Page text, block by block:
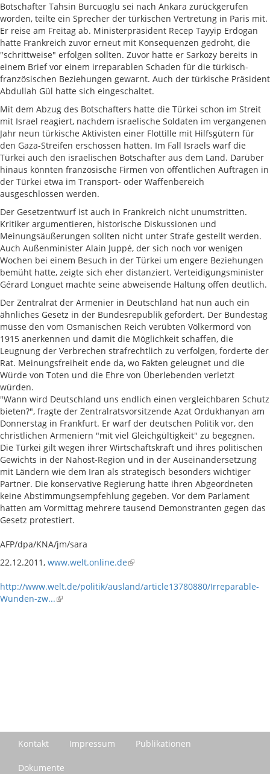
Botschafter Tahsin Burcuoglu sei nach Ankara zurückgerufen
worden, teilte ein Sprecher der türkischen Vertretung in Paris mit.
Er reise am Freitag ab. Ministerpräsident Recep Tayyip Erdogan
hatte Frankreich zuvor erneut mit Konsequenzen gedroht, die
"schrittweise" erfolgen sollten. Zuvor hatte er Sarkozy bereits in
einem Brief vor einem irreparablen Schaden für die türkisch-
französischen Beziehungen gewarnt. Auch der türkische Präsident
Abdullah Gül hatte sich eingeschaltet.
Mit dem Abzug des Botschafters hatte die Türkei schon im Streit
mit Israel reagiert, nachdem israelische Soldaten im vergangenen
Jahr neun türkische Aktivisten einer Flottille mit Hilfsgütern für
den Gaza-Streifen erschossen hatten. Im Fall Israels warf die
Türkei auch den israelischen Botschafter aus dem Land. Darüber
hinaus könnten französische Firmen von öffentlichen Aufträgen in
der Türkei etwa im Transport- oder Waffenbereich
ausgeschlossen werden.
Der Gesetzentwurf ist auch in Frankreich nicht unumstritten.
Kritiker argumentieren, historische Diskussionen und
Meinungsäußerungen sollten nicht unter Strafe gestellt werden.
Auch Außenminister Alain Juppé, der sich noch vor wenigen
Wochen bei einem Besuch in der Türkei um engere Beziehungen
bemüht hatte, zeigte sich eher distanziert. Verteidigungsminister
Gérard Longuet machte seine abweisende Haltung offen deutlich.
Der Zentralrat der Armenier in Deutschland hat nun auch ein
ähnliches Gesetz in der Bundesrepublik gefordert. Der Bundestag
müsse den vom Osmanischen Reich verübten Völkermord von
1915 anerkennen und damit die Möglichkeit schaffen, die
Leugnung der Verbrechen strafrechtlich zu verfolgen, forderte der
Rat. Meinungsfreiheit ende da, wo Fakten geleugnet und die
Würde von Toten und die Ehre von Überlebenden verletzt
würden.
"Wann wird Deutschland uns endlich einen vergleichbaren Schutz
bieten?", fragte der Zentralratsvorsitzende Azat Ordukhanyan am
Donnerstag in Frankfurt. Er warf der deutschen Politik vor, den
christlichen Armeniern "mit viel Gleichgültigkeit" zu begegnen.
Die Türkei gilt wegen ihrer Wirtschaftskraft und ihres politischen
Gewichts in der Nahost-Region und in der Auseinandersetzung
mit Ländern wie dem Iran als strategisch besonders wichtiger
Partner. Die konservative Regierung hatte ihren Abgeordneten
keine Abstimmungsempfehlung gegeben. Vor dem Parlament
hatten am Vormittag mehrere tausend Demonstranten gegen das
Gesetz protestiert.
AFP/dpa/KNA/jm/sara
22.12.2011, www.welt.online.de
http://www.welt.de/politik/ausland/article13780880/Irreparable-
Wunden-zw...
Kontakt Impressum Publikationen
Dokumente